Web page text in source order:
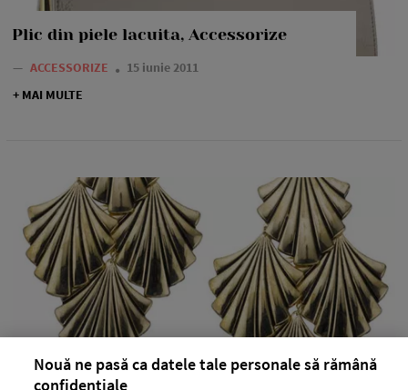
Plic din piele lacuita, Accessorize
— ACCESSORIZE
15 iunie 2011
+ MAI MULTE
Cercei din metal, Accessorize
Nouă ne pasă ca datele tale personale să rămână
confidențiale